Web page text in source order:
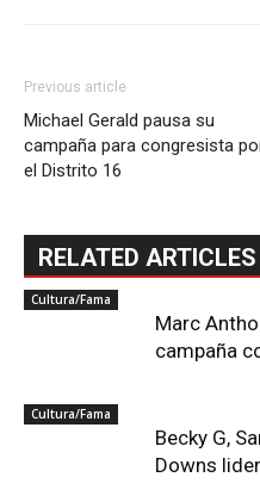
Previous article
Michael Gerald pausa su
campaña para congresista
el Distrito 16
RELATED ARTICLES
Cultura/Fama
Marc
campaña
Cultura/Fama
Becky G,
Downs